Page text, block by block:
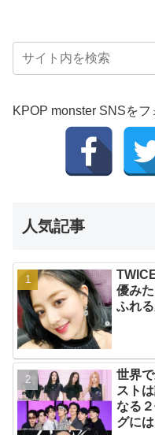
KPOP monster SNSをフ
人気記事
優み
ふれ
世界
スト
なる
グに